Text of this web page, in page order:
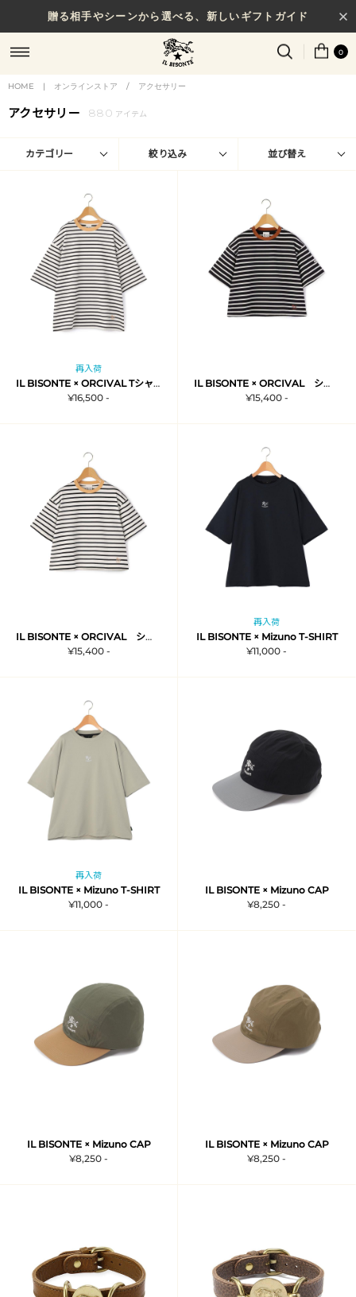
贈る相手やシーンから選べる、新しいギフトガイド
0
HOME | オンラインストア / アクセサリー
アクセサリー 880 アイテム
カテゴリー 絞り込み 並び替え
再入荷
IL BISONTE × ORCIVAL Tシャツ
¥16,500 -
IL BISONTE × ORCIVAL ショート丈Tシャツ
¥15,400 -
IL BISONTE × ORCIVAL ショート丈Tシャツ
¥15,400 -
再入荷
IL BISONTE × Mizuno T-SHIRT
¥11,000 -
再入荷
IL BISONTE × Mizuno T-SHIRT
¥11,000 -
IL BISONTE × Mizuno CAP
¥8,250 -
IL BISONTE × Mizuno CAP
¥8,250 -
IL BISONTE × Mizuno CAP
¥8,250 -